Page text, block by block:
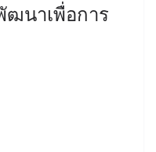
ฒนาเพื่อการ